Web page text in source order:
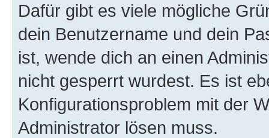
Dafür gibt es viele mögliche
dein Benutzername und dein
ist, wende dich an einen
nicht gesperrt wurdest. Es ist
Konfigurationsproblem mit der
Administrator lösen muss.